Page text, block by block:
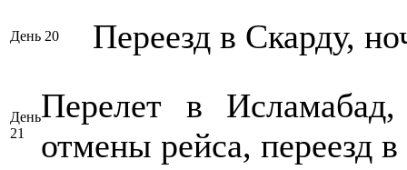
День 20 Переезд в Скарду,
День
21
Перелет в
отмены рейса, переезд